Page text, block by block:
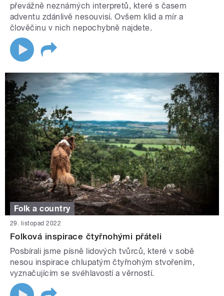
převážně neznámých interpretů, které s časem
adventu zdánlivě nesouvisí. Ovšem klid a mír a
člověčinu v nich nepochybně najdete.
Folk a country
29. listopad 2022
Folková inspirace čtyřnohými přáteli
Posbírali jsme písně lidových tvůrců, které v sobě
nesou inspirace chlupatým čtyřnohým stvořením,
vyznačujícím se svéhlavostí a věrností.